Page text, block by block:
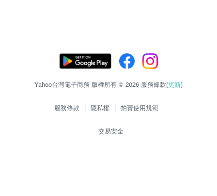
Yahoo台灣電子商務 版權所有 © 2026 服務條款(更新)
服務條款 | 隱私權 | 拍賣使用規範
交易安全